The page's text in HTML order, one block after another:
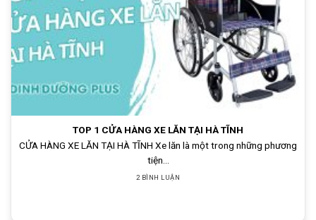
TOP 1 CỬA HÀNG XE LĂN TẠI HÀ TĨNH
CỬA HÀNG XE LĂN TẠI HÀ TĨNH Xe lăn là một trong những phương
tiện...
2 BÌNH LUẬN